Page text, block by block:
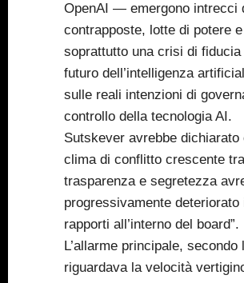
OpenAI — emergono intrecci
contrapposte, lotte di potere e
soprattutto una crisi di fiducia
futuro dell’intelligenza
sulle reali intenzioni di
controllo della tecnologia AI.
Sutskever avrebbe dichiarato
clima di conflitto crescente tra
trasparenza e segretezza
progressivamente deteriorato
rapporti all’interno del board”.
L’allarme principale, secondo
riguardava la velocità